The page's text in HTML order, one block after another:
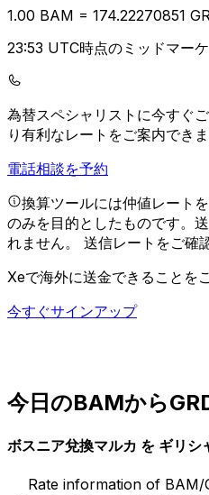
1.00 BAM = 174.22270851
23:53 UTC時点のミッドマー
為替スペシャリストに今すぐ
り有利なレートをご案内できま
電話相談を予約
換算ツールには仲値レート
のみを目的としたものです。
れません。 送信レートをご確
Xeで海外に送金できることを
今すぐサインアップ
今日のBAMから
ボスニア兌換マルカ を ギリシ
Rate information of